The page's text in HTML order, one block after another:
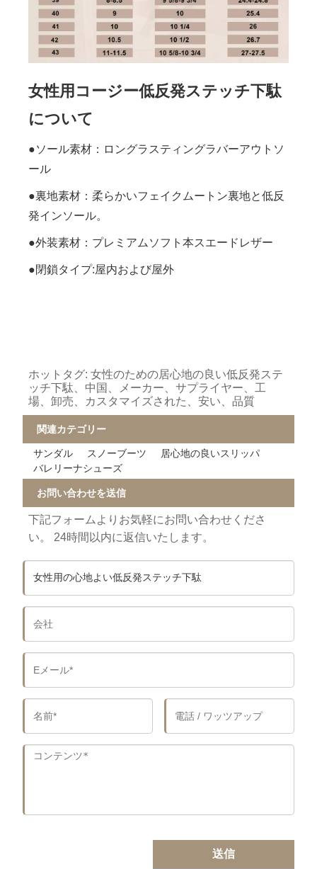
女性用コージー低反発ステッチ下駄
について
●ソール素材：ロングラスティングラバーアウトソ
ール
●裏地素材：柔らかいフェイクムートン裏地と低反
発インソール。
●外装素材：プレミアムソフト本スエードレザー
●閉鎖タイプ:屋内および屋外
ホットタグ: 女性のための居心地の良い低反発ステ
ッチ下駄、中国、メーカー、サプライヤー、工
場、卸売、カスタマイズされた、安い、品質
関連カテゴリー
サンダル スノーブーツ
居心地の良いスリッパ
バレリーナシューズ
お問い合わせを送信
下記フォームよりお気軽にお問い合わせくださ
い。 24時間以内に返信いたします。
送信